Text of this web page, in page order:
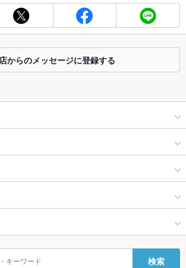
ブル8席)
営業のみ！ランチタイムに！お仕事帰りに！小腹が空
テーブル8席 おひとりでも♪友達とでも♪
：通常営業のみ！ランチタイムに！お仕事帰りに！小
からのメッセージに登録する
グ
検索